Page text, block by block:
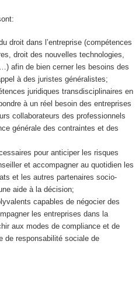
droit dans l’entreprise (compétences
droit des nouvelles technologies,
afin de bien cerner les besoins des
à des juristes généralistes;
juridiques transdisciplinaires en
à un réel besoin des entreprises
collaborateurs des professionnels
générale des contraintes et des
pour anticiper les risques
et accompagner au quotidien les
et les autres partenaires socio-
aide à la décision;
capables de négocier des
les entreprises dans la
aux modes de compliance et de
de responsabilité sociale de